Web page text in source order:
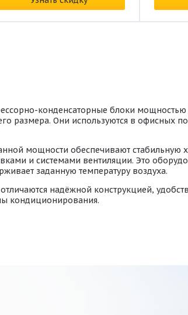
конденсаторные блоки мощностью
размера. Они используются в офисных
мощности обеспечивают стабильную
и системами вентиляции. Это
заданную температуру воздуха.
надёжной конструкцией,
кондиционирования.